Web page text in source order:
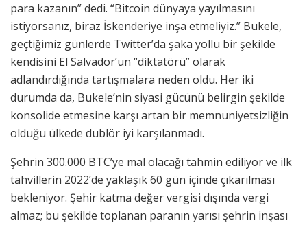
para kazanın” dedi. “Bitcoin dünyaya yayılmasını
istiyorsanız, biraz İskenderiye inşa etmeliyiz.” Bukele,
geçtiğimiz günlerde Twitter’da şaka yollu bir şekilde
kendisini El Salvador’un “diktatörü” olarak
adlandırdığında tartışmalara neden oldu. Her iki
durumda da, Bukele’nin siyasi gücünü belirgin şekilde
konsolide etmesine karşı artan bir memnuniyetsizliğin
olduğu ülkede dublör iyi karşılanmadı.
Şehrin 300.000 BTC’ye mal olacağı tahmin ediliyor ve ilk
tahvillerin 2022’de yaklaşık 60 gün içinde çıkarılması
bekleniyor. Şehir katma değer vergisi dışında vergi
almaz; bu şekilde toplanan paranın yarısı şehrin inşası